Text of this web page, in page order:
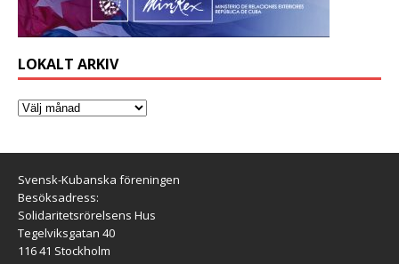
LOKALT ARKIV
Svensk-Kubanska föreningen
Besöksadress:
Solidaritetsrörelsens Hus
Tegelviksgatan 40
116 41 Stockholm